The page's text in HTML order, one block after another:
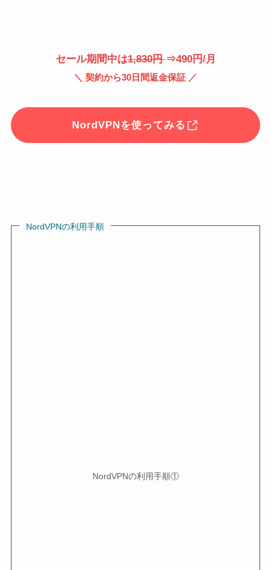
セール期間中は1,830円⇒490円/月
＼ 契約から30日間返金保証 ／
NordVPNを使ってみる
NordVPNの利用手順
NordVPNの利用手順①